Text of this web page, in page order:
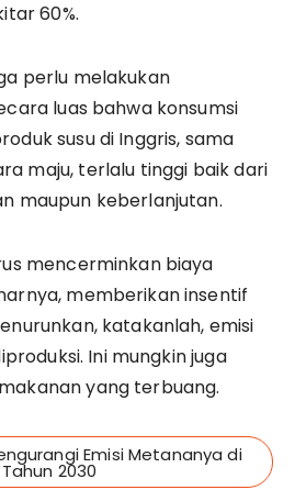
60%.
perlu melakukan
luas bahwa konsumsi
susu di Inggris, sama
maju, terlalu tinggi baik dari
maupun keberlanjutan.
mencerminkan biaya
memberikan insentif
katakanlah, emisi
Ini mungkin juga
yang terbuang.
Emisi Metananya di
Tahun 2030